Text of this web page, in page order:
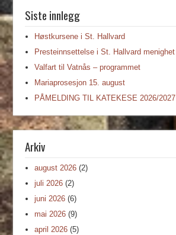
Siste innlegg
Høstkursene i St. Hallvard
Presteinnsettelse i St. Hallvard menighet
Valfart til Vatnås – programmet
Mariaprosesjon 15. august
PÅMELDING TIL KATEKESE 2026/2027
Arkiv
august 2026 (2)
juli 2026 (2)
juni 2026 (6)
mai 2026 (9)
april 2026 (5)